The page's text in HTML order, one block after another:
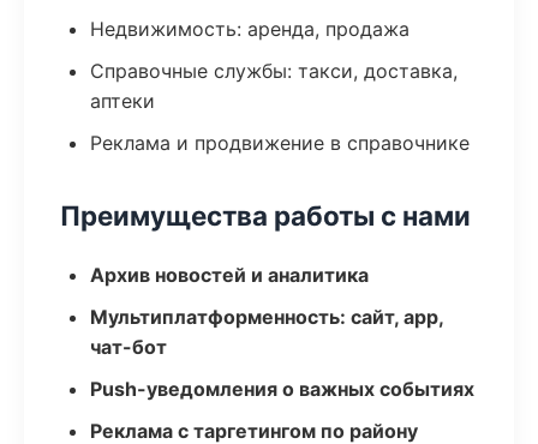
Недвижимость: аренда, продажа
Справочные службы: такси, доставка,
аптеки
Реклама и продвижение в справочнике
Преимущества работы с нами
Архив новостей и аналитика
Мультиплатформенность: сайт, app,
чат-бот
Push-уведомления о важных событиях
Реклама с таргетингом по району